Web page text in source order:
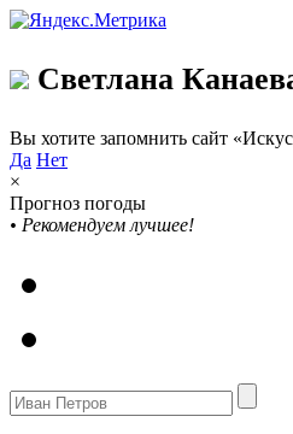
Светлана
Вы хотите запомнить сайт
Да Нет
×
Прогноз погоды
• Рекомендуем лучшее!